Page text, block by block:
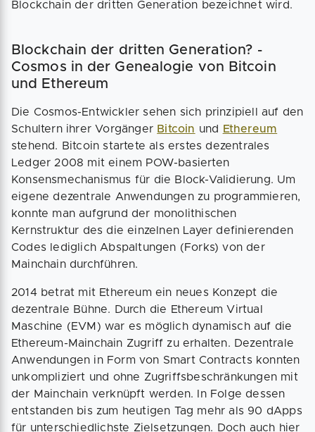
Blockchain der dritten Generation bezeichnet wird.
Blockchain der dritten Generation? -
Cosmos in der Genealogie von Bitcoin
und Ethereum
Die Cosmos-Entwickler sehen sich prinzipiell auf den
Schultern ihrer Vorgänger Bitcoin und
Ethereum
stehend. Bitcoin startete als erstes dezentrales
Ledger 2008 mit einem POW-basierten
Konsensmechanismus für die Block-Validierung. Um
eigene dezentrale Anwendungen zu programmieren,
konnte man aufgrund der monolithischen
Kernstruktur des die einzelnen Layer definierenden
Codes lediglich Abspaltungen (Forks) von der
Mainchain durchführen.
2014 betrat mit Ethereum ein neues Konzept die
dezentrale Bühne. Durch die Ethereum Virtual
Maschine (EVM) war es möglich dynamisch auf die
Ethereum-Mainchain Zugriff zu erhalten. Dezentrale
Anwendungen in Form von Smart Contracts konnten
unkompliziert und ohne Zugriffsbeschränkungen mit
der Mainchain verknüpft werden. In Folge dessen
entstanden bis zum heutigen Tag mehr als 90 dApps
für unterschiedlichste Zielsetzungen. Doch auch hier